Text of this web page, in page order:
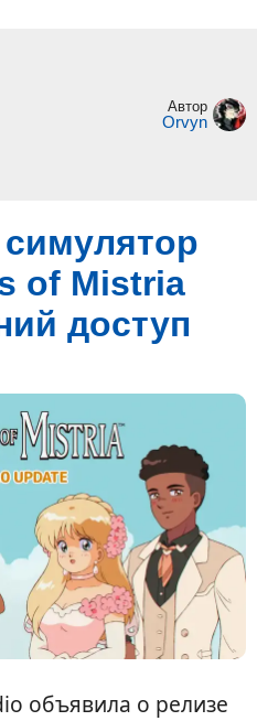
Автор
Orvyn
of Mistria
доступ
объявила о релизе